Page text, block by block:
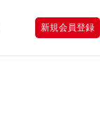
新規会員登録